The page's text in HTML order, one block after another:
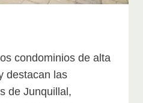
condominios de alta
destacan las
de Junquillal,